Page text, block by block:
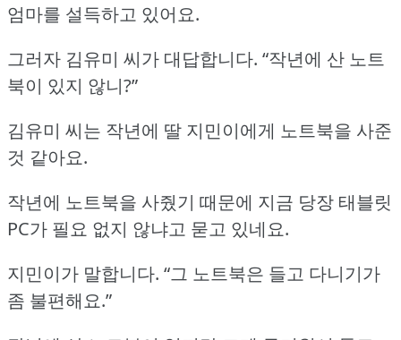
엄마를 설득하고 있어요.
그러자 김유미 씨가 대답합니다. “작년에 산 노트
북이 있지 않니?”
김유미 씨는 작년에 딸 지민이에게 노트북을 사준
것 같아요.
작년에 노트북을 사줬기 때문에 지금 당장 태블릿
PC가 필요 없지 않냐고 묻고 있네요.
지민이가 말합니다. “그 노트북은 들고 다니기가
좀 불편해요.”